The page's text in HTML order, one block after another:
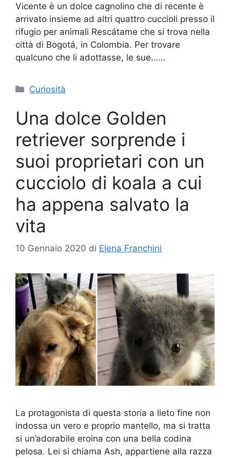
Vicente è un dolce cagnolino che di recente è
arrivato insieme ad altri quattro cuccioli presso il
rifugio per animali Rescátame che si trova nella
città di Bogotá, in Colombia. Per trovare
qualcuno che li adottasse, le sue……
Categorie
Curiosità
Una dolce Golden
retriever sorprende i
suoi proprietari con un
cucciolo di koala a cui
ha appena salvato la
vita
10 Gennaio 2020 di Elena Franchini
La protagonista di questa storia a lieto fine non
indossa un vero e proprio mantello, ma si tratta
si un’adorabile eroina con una bella codina
pelosa. Lei si chiama Ash, appartiene alla razza